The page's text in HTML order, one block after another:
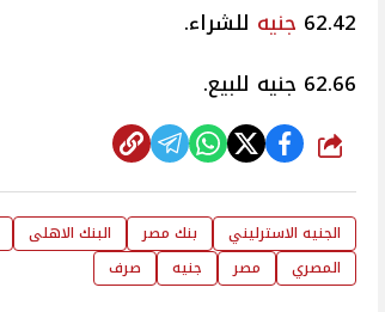
62.42 جنيه للشراء.
62.66 جنيه للبيع.
شارك
الجنيه الاسترليني بنك مصر البنك الاهلى
المصري
مصر جنيه صرف